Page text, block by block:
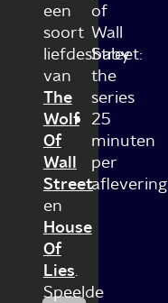
een
soort
liefdesbaby
van
The
Wolf
Of
Wall
Street
en
House
Of
Lies
Speelde
of
Wall
Street:
the
series
25
minuten
per
aflevering